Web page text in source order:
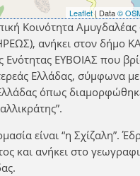
Leaflet| Data©
Κοινότητα Αμυγδαλέας
ανήκει στον δήμο
Ενότητας ΕΥΒΟΙΑΣ που
Ελλάδας, σύμφωνα με
όπως
είναι “η Σχίζαλη”.
και ανήκει στο